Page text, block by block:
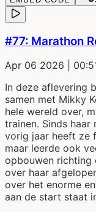
#77: Marathon
Apr 06 2026 |
In deze aflevering
samen met Mikky
hele wereld over,
trainen. Sinds
vorig jaar heeft ze
maar leerde ook
opbouwen richting
over haar
over het enorme
aan de start staat